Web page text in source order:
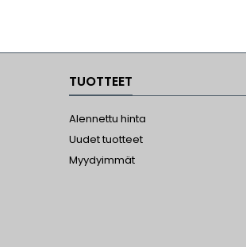
TUOTTEET
Alennettu hinta
Uudet tuotteet
Myydyimmät